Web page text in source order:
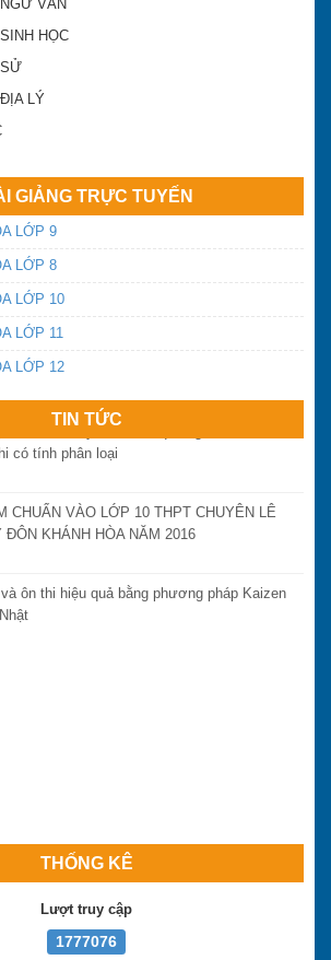
VĂN
HỌC
LÝ
GIẢNG TRỰC TUYẾN
LỚP 9
LỚP 8
LỚP 10
LỚP 11
LỚP 12
TIN TỨC
Hòa công bố điểm trúng tuyển lớp 10 công
chuẩn vào lớp 10 Khánh Hòa năm 2016
chấn chỉnh dạy thêm, học thêm và tựu
sớm
thứ 2 và 3 kỳ thi THPT quốc gia năm 2016:
có tính phân loại
ĐÔN KHÁNH HÒA NĂM 2016
THỐNG KÊ
Lượt truy cập
1777076